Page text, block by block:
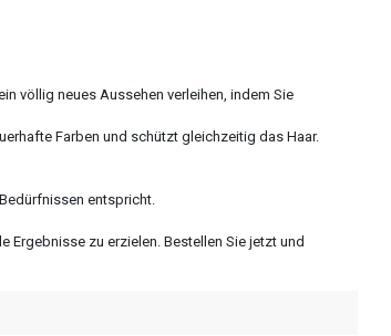
völlig neues Aussehen verleihen, indem Sie
Farben und schützt gleichzeitig das Haar.
entspricht.
Ergebnisse zu erzielen. Bestellen Sie jetzt und